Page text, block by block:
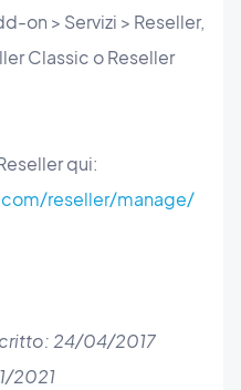
on > Servizi > Reseller,
Classic o Reseller
qui:
reseller/manage/
24/04/2017
2021